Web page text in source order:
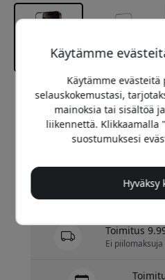
19.95
Varastossa -
Toimitus
Ei piilomaksuja
Käytämme
Käytämme
selauskokemustasi,
mainoksia tai sisältöä
liikennettä. Klikkaamalla
suostumuksesi
Hyväksy